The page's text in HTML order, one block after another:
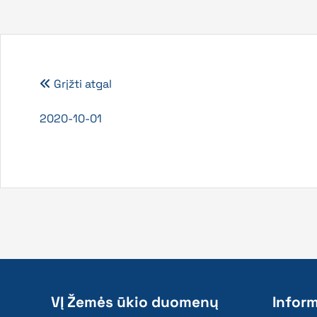
Grįžti atgal
2020-10-01
VĮ Žemės ūkio duomenų